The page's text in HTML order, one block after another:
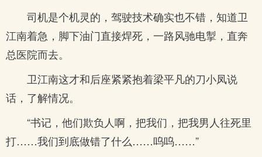
司机是个机灵的，驾驶技术确实也不错，知道卫
江南着急，脚下油门直接焊死，一路风驰电掣，直奔
总医院而去。
卫江南这才和后座紧紧抱着梁平凡的刀小凤说
话，了解情况。
“书记，他们欺负人啊，把我们，把我男人往死里
打……我们到底做错了什么……呜呜……”